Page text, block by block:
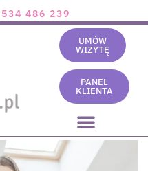
534 486 239
UMÓW
WIZYTĘ
PANEL
KLIENTA